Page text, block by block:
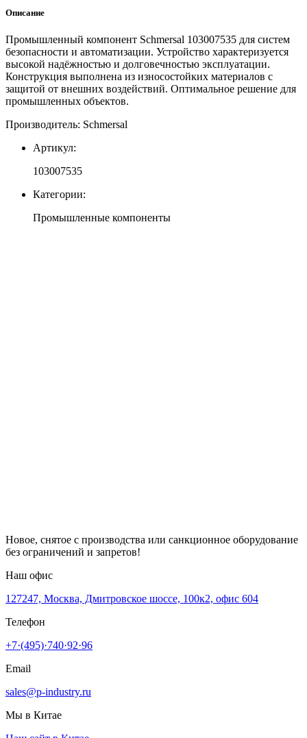
—
компонент
Описание
Промышленный компонент Schmersal 103007535 для систем
безопасности и автоматизации. Устройство характеризуется
высокой надёжностью и долговечностью эксплуатации.
Конструкция выполнена из износостойких материалов с
защитой от внешних воздействий. Оптимальное решение для
промышленных объектов.
Производитель: Schmersal
Артикул:
103007535
Категории:
Промышленные компоненты
Новое, снятое с производства или санкционное оборудование
без ограничений и запретов!
Наш офис
127247, Москва, Дмитровское шоссе, 100к2, офис 604
Телефон
+7·(495)·740·92·96
Email
sales@p-industry.ru
Мы в Китае